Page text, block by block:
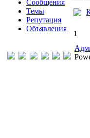
Сообщения
Темы
Репутация
Объявления
1